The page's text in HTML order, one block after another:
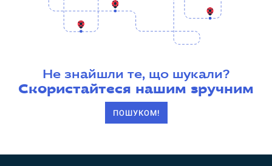
Не знайшли те, що шукали?
Скористайтеся нашим зручним
ПОШУКОМ!